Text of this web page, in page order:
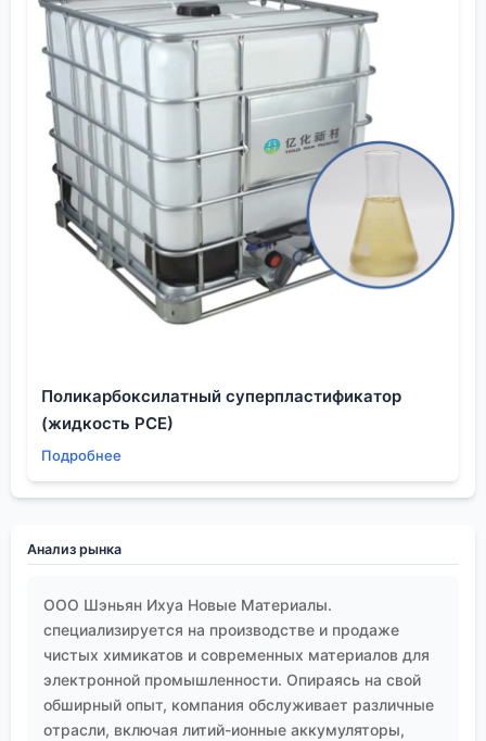
В конечном счёте,химический анализ
растворителя в Москве
— это не разовая услуга, а
часть технологической цепочки. Его
эффективность зависит от того, насколько хорошо
химик-технолог, заказывающий анализ, понимает
свой процесс, и насколько гибко и
профессионально действует лаборатория. Когда
эти два звена работают слаженно, риски
минимизируются, а качество конечного продукта
— будь то литий-ионный аккумулятор или
жидкокристаллическая панель — становится
стабильным и предсказуемым. И опыт
высоких стандартах, здесь очень помогает,
задавая правильный уровень с самого начала.
Поликарбоксилатный суперпластификатор
(жидкость PCE)
Подробнее
Анализ рынка
ООО Шэньян Ихуа Новые Материалы.
специализируется на производстве и продаже
чистых химикатов и современных материалов для
электронной промышленности. Опираясь на свой
обширный опыт, компания обслуживает различные
отрасли, включая литий-ионные аккумуляторы,